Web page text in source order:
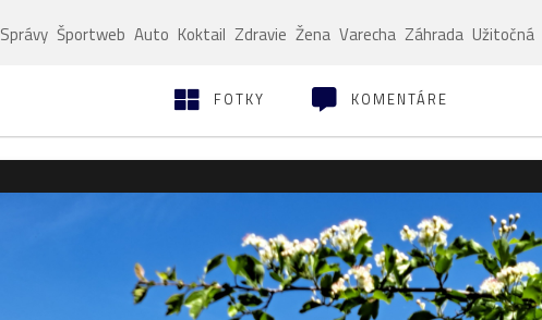
Správy Športweb Auto Koktail Zdravie Žena Varecha Záhrada Užitočná
FOTKY KOMENTÁRE